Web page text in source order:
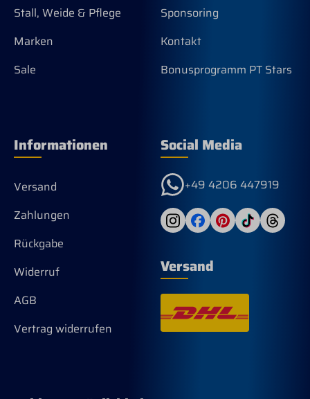
Stall, Weide & Pflege
Marken
Sale
Sponsoring
Kontakt
Bonusprogramm PT Stars
Informationen
Versand
Zahlungen
Rückgabe
Widerruf
AGB
Vertrag widerrufen
Social Media
+49 4206 447919
Versand